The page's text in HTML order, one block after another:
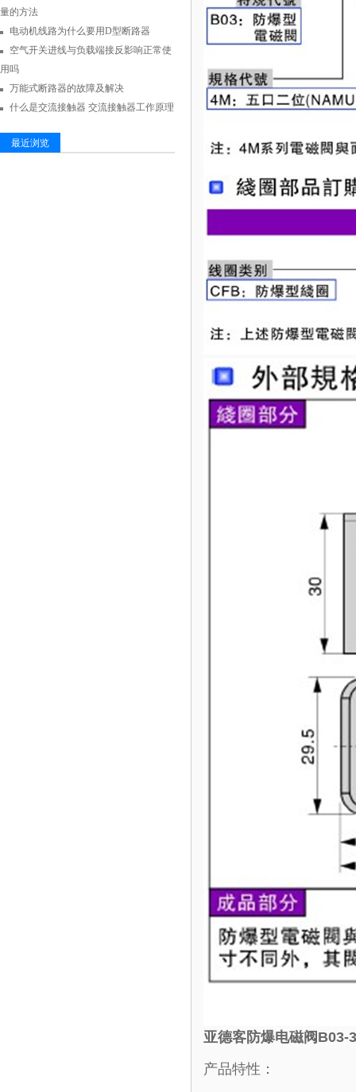
量的方法
电动机线路为什么要用D型断路器
空气开关进线与负载端接反影响正常使
用吗
万能式断路器的故障及解决
什么是交流接触器 交流接触器工作原理
最近浏览
亚德客防爆电磁阀B03-
产品特性：